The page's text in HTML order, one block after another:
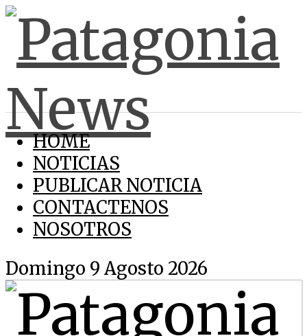
HOME
NOTICIAS
PUBLICAR NOTICIA
CONTACTENOS
NOSOTROS
Domingo 9 Agosto 2026